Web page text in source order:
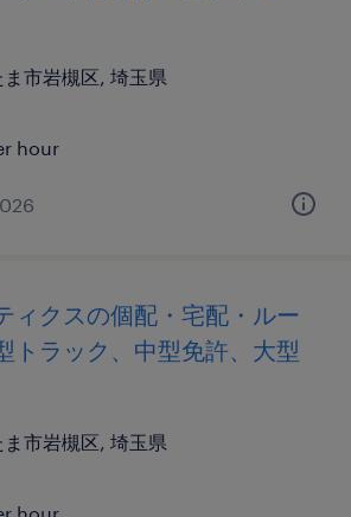
市岩槻区, 埼玉県
hour
ィクスの個配・宅配・ルー
トラック、中型免許、大型
市岩槻区, 埼玉県